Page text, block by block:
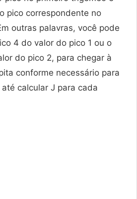
pico correspondente no
outras palavras, você pode
4 do valor do pico 1 ou o
do pico 2, para chegar à
conforme necessário para
calcular J para cada